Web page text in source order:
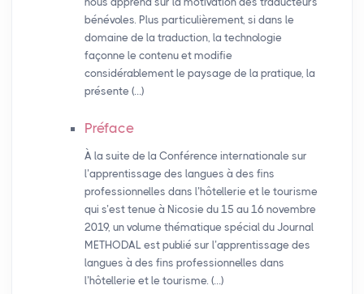
bénévoles. Plus particulièrement, si dans le
domaine de la traduction, la technologie
façonne le contenu et modifie
considérablement le paysage de la pratique, la
présente (…)
Préface
À la suite de la Conférence internationale sur
l’apprentissage des langues à des fins
professionnelles dans l’hôtellerie et le tourisme
qui s’est tenue à Nicosie du 15 au 16 novembre
2019, un volume thématique spécial du Journal
METHODAL est publié sur l’apprentissage des
langues à des fins professionnelles dans
l’hôtellerie et le tourisme. (…)